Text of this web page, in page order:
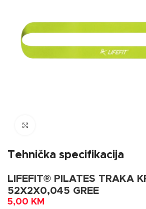
Tehnička specifikacija
LIFEFIT® PILATES TRAKA
52X2X0,045 GREE
5,00 KM